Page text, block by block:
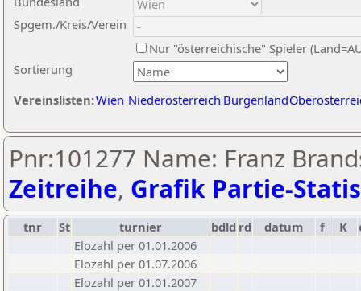
Sortierung
Spgem./Kreis/Verein
Nur "österreichische" Spieler
Vereinslisten:Wien Niederösterreich Burgenland
Pnr:101277 Name: Franz
Zeitreihe, Grafik Partie-
tnr St turnier bdld rd datum f K
Elozahl per 01.01.2006
Elozahl per 01.07.2006
Elozahl per 01.01.2007